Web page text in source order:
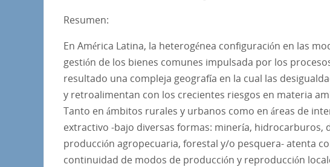
Resumen:
En América Latina, la heterogénea configuración en las
gestión de los bienes comunes impulsada por los
resultado una compleja geografía en la cual las
y retroalimentan con los crecientes riesgos en materia
Tanto en ámbitos rurales y urbanos como en áreas de
extractivo -bajo diversas formas: minería,
producción agropecuaria, forestal y/o pesquera- atenta
continuidad de modos de producción y reproducción